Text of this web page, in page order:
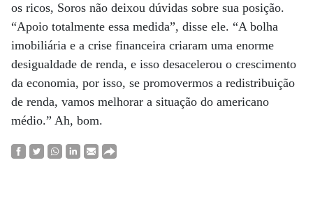
os ricos, Soros não deixou dúvidas sobre sua posição.
“Apoio totalmente essa medida”, disse ele. “A bolha
imobiliária e a crise financeira criaram uma enorme
desigualdade de renda, e isso desacelerou o crescimento
da economia, por isso, se promovermos a redistribuição
de renda, vamos melhorar a situação do americano
médio.” Ah, bom.